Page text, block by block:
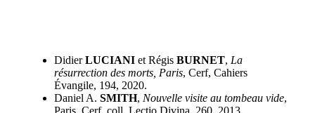
DidierLUCIANIet Régis BURNET, La
résurrection des morts, Paris, Cerf, Cahiers
Évangile, 194, 2020.
Daniel A. SMITH, Nouvelle visite au tombeau vide,
Paris, Cerf, coll. Lectio Divina, 260, 2013.